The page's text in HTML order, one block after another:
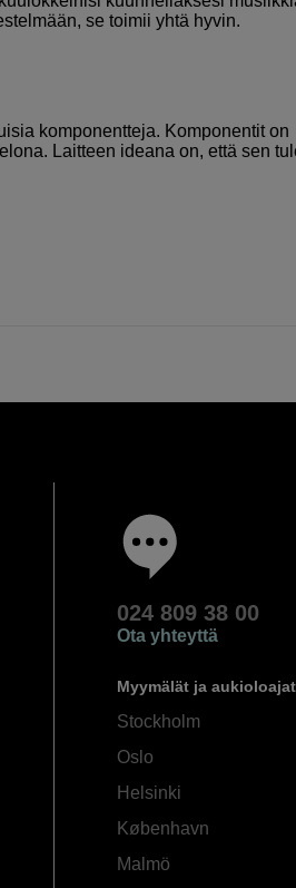
se toimii yhtä hyvin.
komponentteja. Komponentit on
Laitteen ideana on, että sen
024 809 38 00
Ota yhteyttä
Myymälät ja aukioloajat
Stockholm
Oslo
Helsinki
København
Malmö